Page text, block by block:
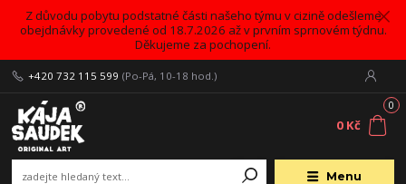
Z důvodu pobytu podstatné části našeho týmu v cizině odešleme
obejdnávky provedené od 18.7.2026 až v prvním sprnovém týdnu.
Děkujeme za pochopení.
Menu
+420 732 115 599 (Po-Pá, 10-18 hod.)
0
0 Kč